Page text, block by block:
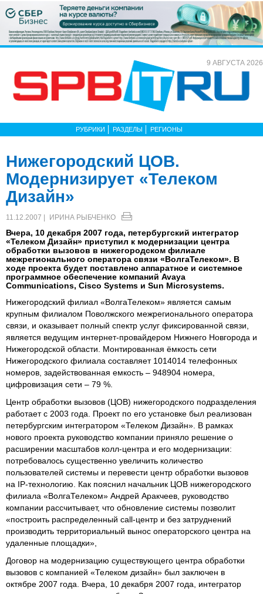
9 АВГУСТА 2026
РУБРИКИ РАЗДЕЛЫ РЕГИОНЫ
Нижегородский ЦОВ.
Модернизирует «Телеком
Дизайн»
11.12.2007 | ИРИНА РЫБЧЕНКО
Вчера, 10 декабря 2007 года, петербургский интегратор
«Телеком Дизайн» приступил к модернизации центра
обработки вызовов в нижегородском филиале
межрегионального оператора связи «ВолгаТелеком». В
ходе проекта будет поставлено аппаратное и системное
программное обеспечение компаний Avaya
Communications, Cisco Systems и Sun Microsystems.
Нижегородский филиал «ВолгаТелеком» является самым
крупным филиалом Поволжского межрегионального оператора
связи, и оказывает полный спектр услуг фиксированной связи,
является ведущим интернет-провайдером Нижнего Новгорода и
Нижегородской области. Монтированная ёмкость сети
Нижегородского филиала составляет 1014014 телефонных
номеров, задействованная емкость – 948904 номера,
цифровизация сети – 79 %.
Центр обработки вызовов (ЦОВ) нижегородского подразделения
работает с 2003 года. Проект по его установке был реализован
петербургским интегратором «Телеком Дизайн». В рамках
нового проекта руководство компании приняло решение о
расширении масштабов колл-центра и его модернизации:
потребовалось существенно увеличить количество
пользователей системы и перевести центр обработки вызовов
на IP-технологию. Как пояснил начальник ЦОВ нижегородского
филиала «ВолгаТелеком» Андрей Аракчеев, руководство
компании рассчитывает, что обновление системы позволит
«построить распределенный call-центр и без затруднений
производить территориальный вынос операторского центра на
удаленные площадки»,
Договор на модернизацию существующего центра обработки
вызовов с компанией «Телеком дизайн» был заключен в
октябре 2007 года. Вчера, 10 декабря 2007 года, интегратор